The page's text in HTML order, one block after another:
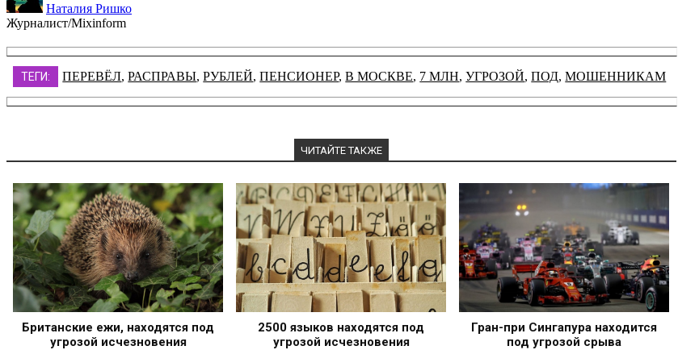
Наталия Ришко
Журналист/Mixinform
ТЕГИ: ПЕРЕВЁЛ,РАСПРАВЫ,РУБЛЕЙ,ПЕНСИОНЕР,В МОСКВЕ, 7 МЛН,УГРОЗОЙ,ПОД,МОШЕННИКАМ
ЧИТАЙТЕ ТАКЖЕ
Британские ежи, находятся под
угрозой исчезновения
2500 языков находятся под
угрозой исчезновения
Гран-при Сингапура находится
под угрозой срыва